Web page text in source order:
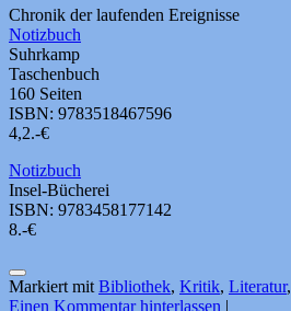
Chronik der laufenden Ereignisse
Notizbuch
Suhrkamp
Taschenbuch
160 Seiten
ISBN: 9783518467596
4,2.-€
Notizbuch
Insel-Bücherei
ISBN: 9783458177142
8.-€
Markiert mit Bibliothek, Kritik, Literatur,
Einen Kommentar hinterlassen |